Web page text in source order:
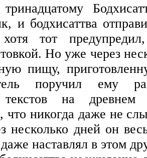
и бодхисаттва
тот
Но уже через
пищу,
поручил ему
текстов на
что никогда даже не
несколько дней он
наставлял в этом